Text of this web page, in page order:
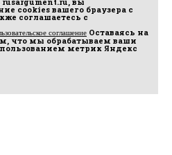
cookies вашего браузера с
соглашаетесь с
соглашение Оставаясь на
что мы обрабатываем ваши
метрик Яндекс